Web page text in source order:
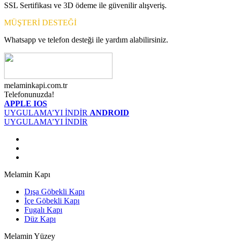
SSL Sertifikası ve 3D ödeme ile güvenilir alışveriş.
MÜŞTERİ DESTEĞİ
Whatsapp ve telefon desteği ile yardım alabilirsiniz.
melaminkapi.com.tr
Telefonunuzda!
APPLE IOS
UYGULAMA’YI İNDİR ANDROID
UYGULAMA’YI İNDİR
Melamin Kapı
Dışa Göbekli Kapı
İçe Göbekli Kapı
Fugalı Kapı
Düz Kapı
Melamin Yüzey